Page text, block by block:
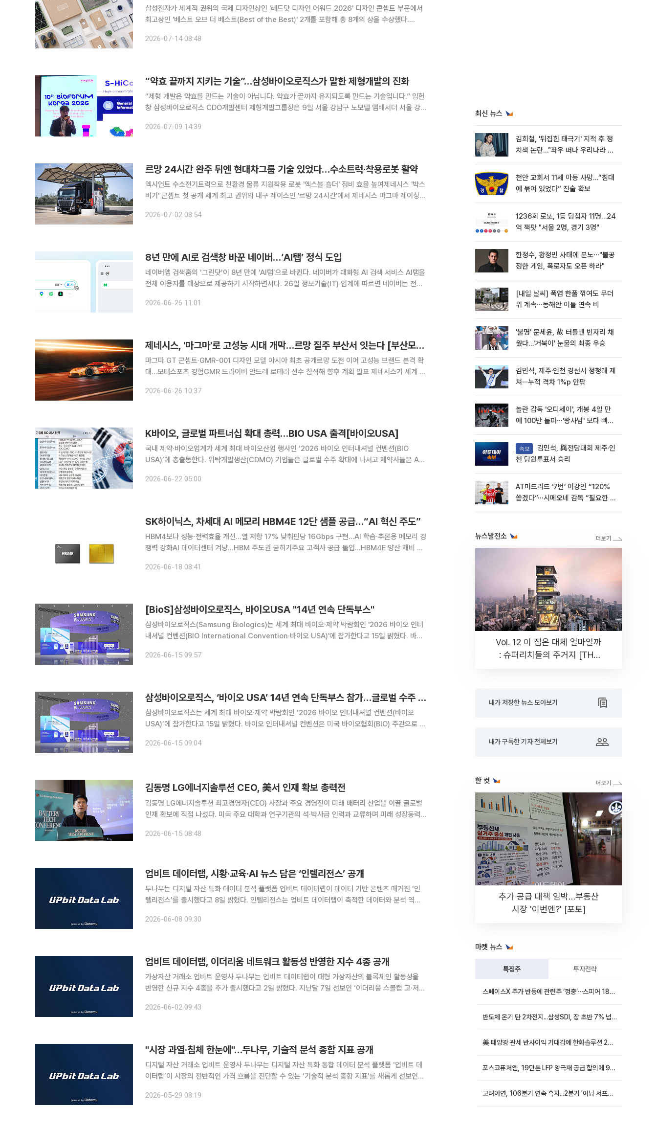
삼성전자가 세계적 권위의 국제 디자인상인 '레드닷 디자인 어워드 2026' 디자인 콘셉트 부문에서
최고상인 '베스트 오브 더 베스트(Best of the Best)' 2개를 포함해 총 8개의 상을 수상했다.
디자인 콘셉트, 브랜드·커뮤니케이션 등 3개 부문으로
2026-07-14 08:48
“약효 끝까지 지키는 기술”…삼성바이오로직스가 말한 제형개발의 진화
“제형 개발은 약효를 만드는 기술이 아닙니다. 약효가 끝까지 유지되도록 만드는 기술입니다.” 임헌
창 삼성바이오로직스 CDO개발센터 제형개발그룹장은 9일 서울 강남구 노보텔 앰배서더 서울 강
오의약품이 점점 복잡해지는 만큼 데이터 기반 전략과 제조 가능성까지
2026-07-09 14:39
르망 24시간 완주 뒤엔 현대차그룹 기술 있었다…수소트럭·착용로봇 활약
엑시언트 수소전기트럭으로 친환경 물류 지원착용 로봇 '엑스블 숄더' 정비 효율 높여제네시스 '박스
버기' 콘셉트 첫 공개 세계 최고 권위의 내구 레이스인 '르망 24시간'에서 제네시스 마그마 레이싱의
트럭이 레이스 물류를 책임지고, 산업용 착용 로봇이 정비 인력의
2026-07-02 08:54
8년 만에 AI로 검색창 바꾼 네이버…‘AI탭’ 정식 도입
네이버앱 검색홈의 ‘그린닷’이 8년 만에 ‘AI탭’으로 바뀐다. 네이버가 대화형 AI 검색 서비스 AI탭을
전체 이용자를 대상으로 제공하기 시작하면서다. 26일 정보기술(IT) 업계에 따르면 네이버는 전날
러스 멤버십 이용자를 대상으로 베타 서비스를 시작한
2026-06-26 11:01
제네시스, '마그마'로 고성능 시대 개막…르망 질주 부산서 잇는다 [부산모빌리티쇼]
마그마 GT 콘셉트·GMR-001 디자인 모델 아시아 최초 공개르망 도전 이어 고성능 브랜드 본격 확
대…모터스포츠 경험GMR 드라이버 안드레 로테러 선수 참석해 향후 계획 발표 제네시스가 세계 최
다. 르망에서 축적한 기술력과 브랜드 경험을 양산차로 연결하
2026-06-26 10:37
K바이오, 글로벌 파트너십 확대 총력…BIO USA 출격[바이오USA]
국내 제약·바이오업계가 세계 최대 바이오산업 행사인 ‘2026 바이오 인터내셔널 컨벤션(BIO
USA)’에 총출동한다. 위탁개발생산(CDMO) 기업들은 글로벌 수주 확대에 나서고 제약사들은 AI
USA는 22일(현지시간)부터 25일까지 미국 샌디에이고에서 열
2026-06-22 05:00
SK하이닉스, 차세대 AI 메모리 HBM4E 12단 샘플 공급…“AI 혁신 주도”
HBM4보다 성능·전력효율 개선…열 저항 17% 낮춰핀당 16Gbps 구현…AI 학습·추론용 메모리 경
쟁력 강화AI 데이터센터 겨냥…HBM 주도권 굳히기주요 고객사 공급 돌입…HBM4E 양산 채비 본
고객사에 공급하며 차세대 고대역폭 메모리 시장 선점에 나섰
2026-06-18 08:41
[BioS]삼성바이오로직스, 바이오USA "14년 연속 단독부스"
삼성바이오로직스(Samsung Biologics)는 세계 최대 바이오·제약 박람회인 '2026 바이오 인터
내셔널 컨벤션(BIO International Convention·바이오 USA)'에 참가한다고 15일 밝혔다. 바이
순회하며 열리는 행사로, 전세계 바이
2026-06-15 09:57
삼성바이오로직스, ‘바이오 USA’ 14년 연속 단독부스 참가…글로벌 수주 확대 나선다
삼성바이오로직스는 세계 최대 바이오·제약 박람회인 ‘2026 바이오 인터내셔널 컨벤션(바이오
USA)’에 참가한다고 15일 밝혔다. 바이오 인터내셔널 컨벤션은 미국 바이오협회(BIO) 주관으로 매
2026-06-15 09:04
김동명 LG에너지솔루션 CEO, 美서 인재 확보 총력전
김동명 LG에너지솔루션 최고경영자(CEO) 사장과 주요 경영진이 미래 배터리 산업을 이끌 글로벌
인재 확보에 직접 나섰다. 미국 주요 대학과 연구기관의 석·박사급 인력과 교류하며 미래 성장동력
사 '배터리 테크 콘퍼런스(Battery Tech Confere
2026-06-15 08:48
업비트 데이터랩, 시황·교육·AI 뉴스 담은 ‘인텔리전스’ 공개
두나무는 디지털 자산 특화 데이터 분석 플랫폼 업비트 데이터랩이 데이터 기반 콘텐츠 매거진 ‘인
텔리전스’를 출시했다고 8일 밝혔다. 인텔리전스는 업비트 데이터랩이 축적한 데이터와 분석 역량
‘마켓레터’ △투자자 교육 콘텐츠 ‘데이터 디깅’ △인공지능(AI)
2026-06-08 09:30
업비트 데이터랩, 이더리움 네트워크 활동성 반영한 지수 4종 공개
가상자산 거래소 업비트 운영사 두나무는 업비트 데이터랩이 대형 가상자산의 블록체인 활동성을
반영한 신규 지수 4종을 추가 출시했다고 2일 밝혔다. 지난달 7일 선보인 ‘이더리움 스몰캡 고·저평
액티브 저평가 △이더리움 월렛 액티브 고평가 △이더리움 트랜잭션
2026-06-02 09:43
"시장 과열·침체 한눈에"…두나무, 기술적 분석 종합 지표 공개
디지털 자산 거래소 업비트 운영사 두나무는 디지털 자산 특화 통합 데이터 분석 플랫폼 ‘업비트 데
이터랩’이 시장의 전반적인 가격 흐름을 진단할 수 있는 ‘기술적 분석 종합 지표’를 새롭게 선보인다
쉽게 보여주는 종합 진단 차트 역할을 한다. 디지털 자산 가
2026-05-29 08:19
최신 뉴스
김희철, '뒤집힌 태극기' 지적 후 정
치색 논란…"좌우 떠나 우리나라 국
천안 교회서 11세 아동 사망…“침대
에 묶여 있었다” 진술 확보
1236회 로또, 1등 당첨자 11명…24
억 잭팟 "서울 2명, 경기 3명"
한정수, 황정민 사태에 분노⋯"불공
정한 게임, 폭로자도 오픈 하라"
[내일 날씨] 폭염 한풀 꺾여도 무더
위 계속⋯동해안 이틀 연속 비
'불명' 문세윤, 故 터틀맨 빈자리 채
웠다…'거북이' 눈물의 최종 우승
김민석, 제주·인천 경선서 정청래 제
쳐⋯누적 격차 1%p 안팎
놀란 감독 '오디세이', 개봉 4일 만
에 100만 돌파⋯'왕사남' 보다 빠르
속보
천 당원투표서 승리
AT마드리드 ‘7번’ 이강인 “120%
쏟겠다”⋯시메오네 감독 “필요한 선
뉴스발전소
Vol. 12 이 집은 대체 얼마일까
: 슈퍼리치들의 주거지 [THE
내가 저장한 뉴스 모아보기
내가 구독한 기자 전체보기
한 컷
추가 공급 대책 임박…부동산
시장 '이번엔?' [포토]
마켓 뉴스
특징주 투자전략
스페이스X 주가 반등에 관련주 ‘껑충’⋯스피어 18%ㆍ에이치브이엠 12%↑
반도체 온기 탄 2차전지...삼성SDI, 장 초반 7% 넘게 껑충
美 태양광 관세 반사이익 기대감에 한화솔루션 20%대·OCI홀딩스 14%대 급등
포스코퓨처엠, 19만톤 LFP 양극재 공급 합의에 9%대 강세
고려아연, 106분기 연속 흑자...2분기 '어닝 서프라이즈'에 장 초반 12%대 강세